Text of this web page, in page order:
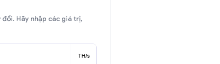
Hãy nhập các giá trị,
TH/s